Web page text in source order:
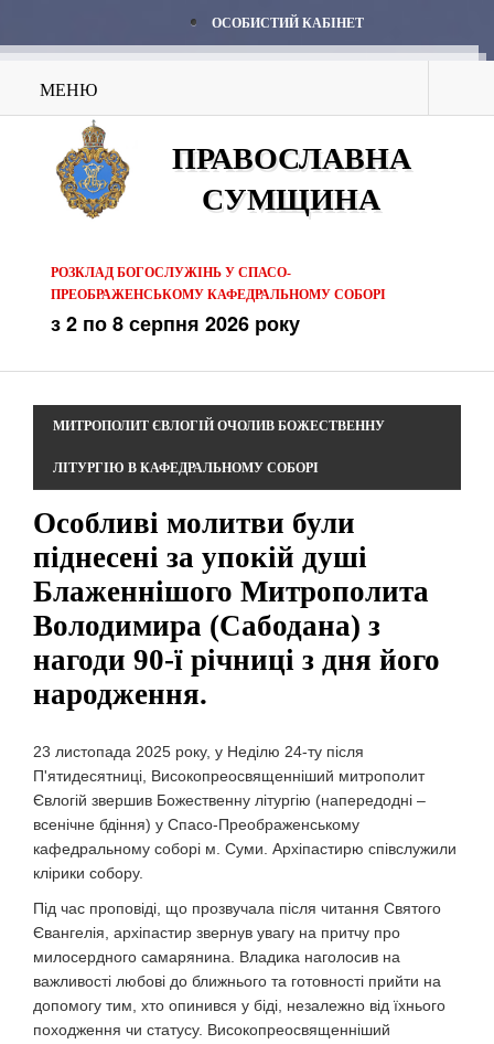
ОСОБИСТИЙ КАБІНЕТ
МЕНЮ
ПРАВОСЛАВНА
СУМЩИНА
РОЗКЛАД БОГОСЛУЖІНЬ У СПАСО-
ПРЕОБРАЖЕНСЬКОМУ КАФЕДРАЛЬНОМУ СОБОРІ
з 2 по 8 серпня 2026 року
МИТРОПОЛИТ ЄВЛОГІЙ ОЧОЛИВ БОЖЕСТВЕННУ
ЛІТУРГІЮ В КАФЕДРАЛЬНОМУ СОБОРІ
Особливі молитви були
піднесені за упокій душі
Блаженнішого Митрополита
Володимира (Сабодана) з
нагоди 90-ї річниці з дня його
народження.
23 листопада 2025 року, у Неділю 24-ту після
П'ятидесятниці, Високопреосвященніший митрополит
Євлогій звершив Божественну літургію (напередодні –
всенічне бдіння) у Спасо-Преображенському
кафедральному соборі м. Суми. Архіпастирю співслужили
клірики собору.
Під час проповіді, що прозвучала після читання Святого
Євангелія, архіпастир звернув увагу на притчу про
милосердного самарянина. Владика наголосив на
важливості любові до ближнього та готовності прийти на
допомогу тим, хто опинився у біді, незалежно від їхнього
походження чи статусу. Високопреосвященніший